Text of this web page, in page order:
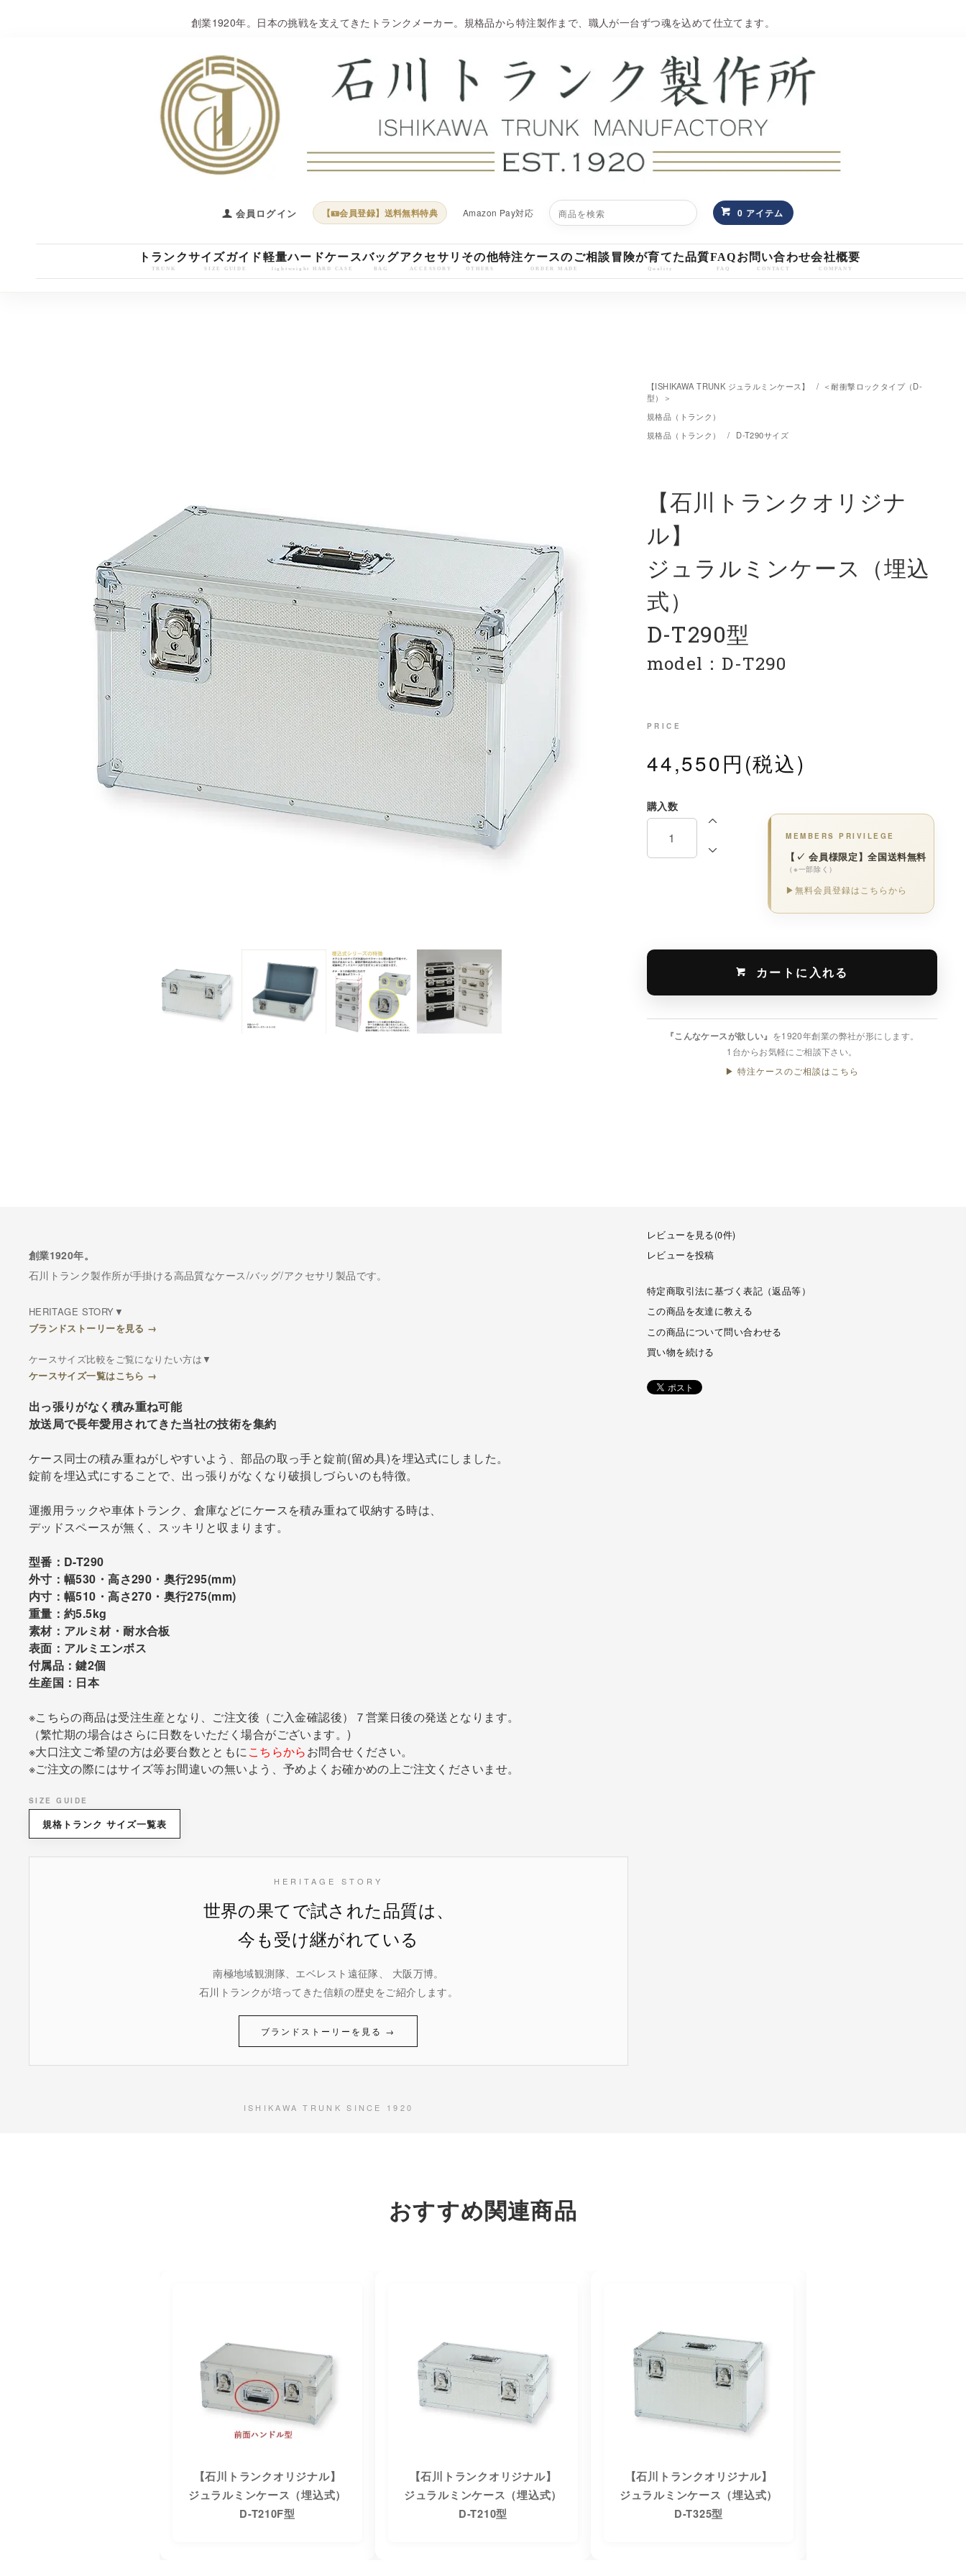
創業1920年。日本の挑戦を支えてきたトランクメーカー。規格品から特注製作まで、職人が一台ずつ魂を込めて仕立てます。
会員ログイン 【🪪会員登録】送料無料特典 Amazon Pay対応 0 アイテム
トランク
TRUNK
サイズガイド
SIZE GUIDE
軽量ハードケース
lightweight HARD CASE
バッグ
BAG
アクセサリ
ACCESSORY
その他
OTHERS
特注ケースのご相談
ORDER MADE
冒険が育てた品質
Quality
FAQ
FAQ
お問い合わせ
CONTACT
会社概要
COMPANY
【ISHIKAWA TRUNK ジュラルミンケース】 / ＜耐衝撃ロックタイプ（D-
型）＞
規格品（トランク）
規格品（トランク）
/ D-T290サイズ
【石川トランクオリジナ
ル】
ジュラルミンケース（埋込
式）
D-T290型
model：D-T290
PRICE
44,550円(税込)
購入数
MEMBERS PRIVILEGE
【✓ 会員様限定】全国送料無料
（※一部除く）
▶無料会員登録はこちらから
カートに入れる
『こんなケースが欲しい』 を1920年創業の弊社が形にします。
1台からお気軽にご相談下さい。
▶ 特注ケースのご相談はこちら
創業1920年。
石川トランク製作所が手掛ける高品質なケース/バッグ/アクセサリ製品です。
HERITAGE STORY▼
ブランドストーリーを見る →
ケースサイズ比較をご覧になりたい方は▼
ケースサイズ一覧はこちら →
出っ張りがなく積み重ね可能
放送局で長年愛用されてきた当社の技術を集約
ケース同士の積み重ねがしやすいよう、部品の取っ手と錠前(留め具)を埋込式にしました。
錠前を埋込式にすることで、出っ張りがなくなり破損しづらいのも特徴。
運搬用ラックや車体トランク、倉庫などにケースを積み重ねて収納する時は、
デッドスペースが無く、スッキリと収まります。
型番：D-T290
外寸：幅530・高さ290・奥行295(mm)
内寸：幅510・高さ270・奥行275(mm)
重量：約5.5kg
素材：アルミ材・耐水合板
表面：アルミエンボス
付属品：鍵2個
生産国：日本
※こちらの商品は受注生産となり、ご注文後（ご入金確認後）７営業日後の発送となります。
（繁忙期の場合はさらに日数をいただく場合がございます。)
※大口注文ご希望の方は必要台数とともにこちらからお問合せください。
※ご注文の際にはサイズ等お間違いの無いよう、予めよくお確かめの上ご注文くださいませ。
SIZE GUIDE
規格トランク サイズ一覧表
HERITAGE STORY
世界の果てで試された品質は、
今も受け継がれている
南極地域観測隊、エベレスト遠征隊、 大阪万博。
石川トランクが培ってきた信頼の歴史をご紹介します。
ブランドストーリーを見る →
ISHIKAWA TRUNK SINCE 1920
レビューを見る(0件)
レビューを投稿
特定商取引法に基づく表記（返品等）
この商品を友達に教える
この商品について問い合わせる
買い物を続ける
おすすめ関連商品
【石川トランクオリジナル】
ジュラルミンケース（埋込式）
D-T210F型
【石川トランクオリジナル】
ジュラルミンケース（埋込式）
D-T210型
【石川トランクオリジナル】
ジュラルミンケース（埋込式）
D-T325型